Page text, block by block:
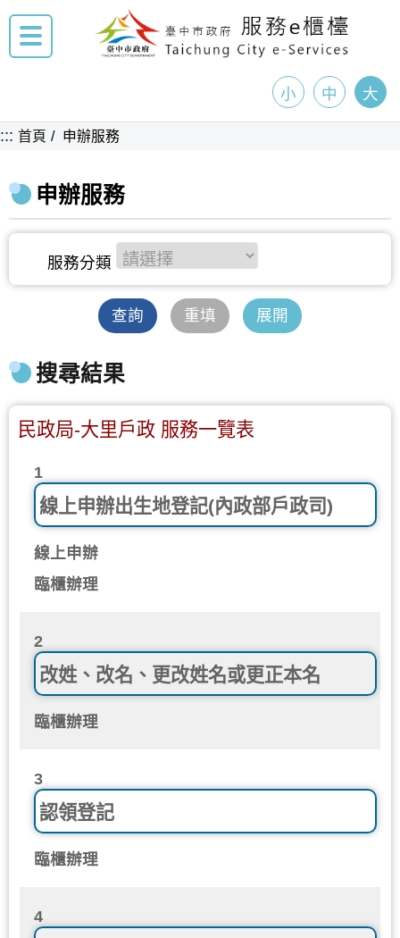
小 中 大
::: 首頁 申辦服務
申辦服務
查詢 重填 展開
搜尋結果
民政局-大里戶政 服務一覽表
1
線上申辦出生地登記(內政部戶政司)
線上申辦
臨櫃辦理
2
改姓、改名、更改姓名或更正本名
臨櫃辦理
3
認領登記
臨櫃辦理
4